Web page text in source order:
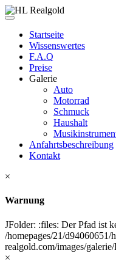
Startseite
Wissenswertes
F.A.Q
Preise
Galerie
Auto
Motorrad
Schmuck
Haushalt
Anfahrtsbeschreibung
Kontakt
×
Warnung
JFolder: :files: Der Pfad ist
/homepages/21/d94060651/
realgold.com/images/
×